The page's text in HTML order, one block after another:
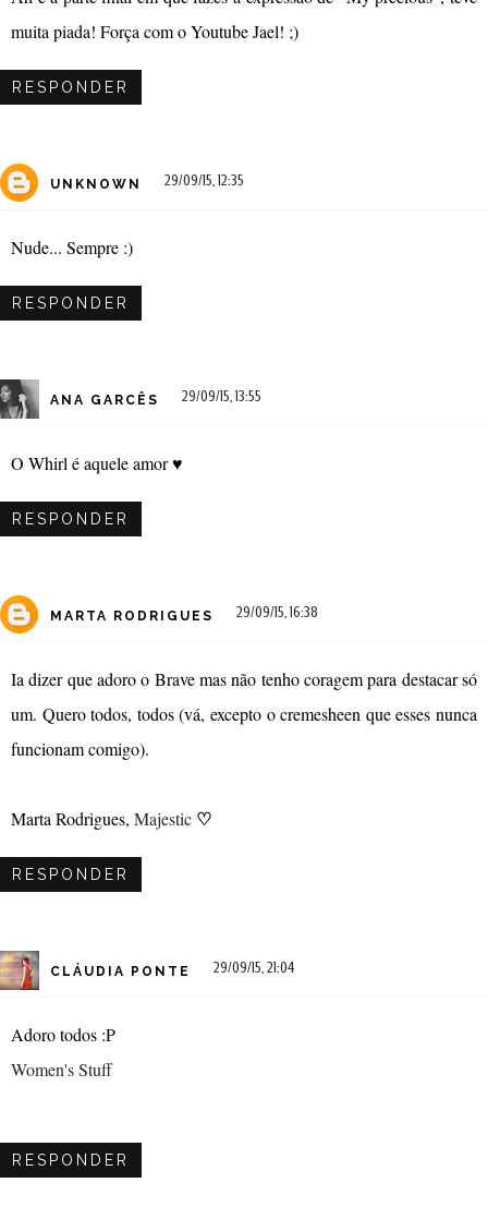
muita piada! Força com o Youtube Jael! ;)
RESPONDER
UNKNOWN 29/09/15, 12:35
Nude... Sempre :)
RESPONDER
ANA GARCÊS 29/09/15, 13:55
O Whirl é aquele amor ♥
RESPONDER
MARTA RODRIGUES 29/09/15, 16:38
Ia dizer que adoro o Brave mas não tenho coragem para destacar só
um. Quero todos, todos (vá, excepto o cremesheen que esses nunca
funcionam comigo).
Marta Rodrigues, Majestic ♡
RESPONDER
CLÁUDIA PONTE 29/09/15, 21:04
Adoro todos :P
Women's Stuff
RESPONDER